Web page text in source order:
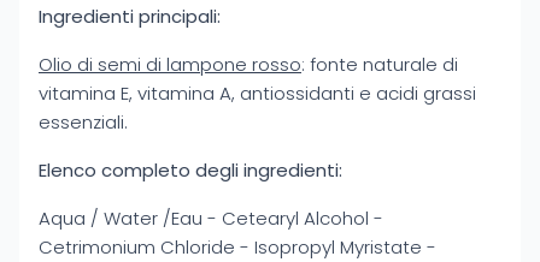
Ingredienti principali:
Olio di semi di lampone rosso: fonte naturale di
vitamina E, vitamina A, antiossidanti e acidi grassi
essenziali.
Elenco completo degli ingredienti:
Aqua / Water /Eau - Cetearyl Alcohol -
Cetrimonium Chloride - Isopropyl Myristate -